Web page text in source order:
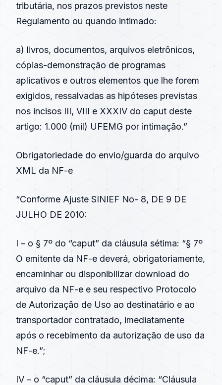
tributária, nos prazos previstos neste
Regulamento ou quando intimado:
a) livros, documentos, arquivos eletrônicos,
cópias-demonstração de programas
aplicativos e outros elementos que lhe forem
exigidos, ressalvadas as hipóteses previstas
nos incisos III, VIII e XXXIV do caput deste
artigo: 1.000 (mil) UFEMG por intimação.”
Obrigatoriedade do envio/guarda do arquivo
XML da NF-e
“Conforme Ajuste SINIEF No- 8, DE 9 DE
JULHO DE 2010:
I – o § 7º do “caput” da cláusula sétima: “§ 7º
O emitente da NF-e deverá, obrigatoriamente,
encaminhar ou disponibilizar download do
arquivo da NF-e e seu respectivo Protocolo
de Autorização de Uso ao destinatário e ao
transportador contratado, imediatamente
após o recebimento da autorização de uso da
NF-e.”;
IV – o “caput” da cláusula décima: “Cláusula